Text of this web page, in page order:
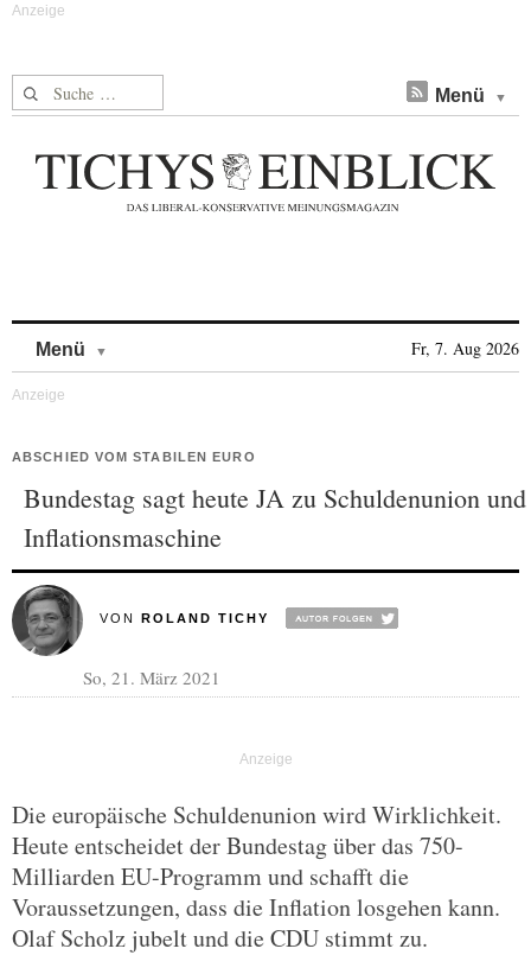
Suche nach: Menü
Menü Fr, 7. Aug 2026
ABSCHIED VOM STABILEN EURO
Bundestag sagt heute JA zu Schuldenunion und
Inflationsmaschine
VON ROLAND TICHY
So, 21. März 2021
Die europäische Schuldenunion wird Wirklichkeit.
Heute entscheidet der Bundestag über das 750-
Milliarden EU-Programm und schafft die
Voraussetzungen, dass die Inflation losgehen kann.
Olaf Scholz jubelt und die CDU stimmt zu.